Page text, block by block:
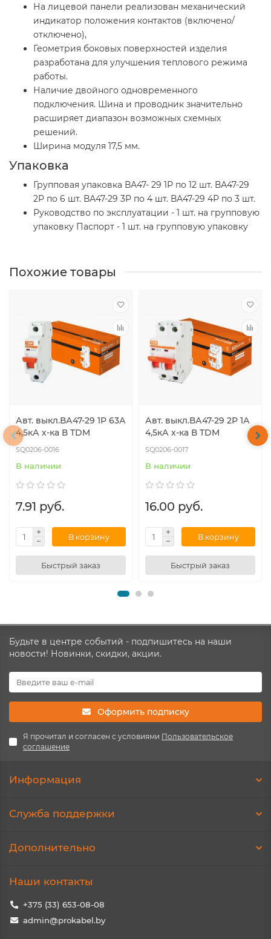
На лицевой панели реализован механический
индикатор положения контактов (включено/
отключено),
Геометрия боковых поверхностей изделия
разработана для улучшения теплового режима
работы.
Наличие двойного одновременного
подключения. Шина и проводник значительно
расширяет диапазон возможных схемных
решений.
Ширина модуля 17,5 мм.
Упаковка
Групповая упаковка ВА47- 29 1Р по 12 шт. ВА47-29
2Р по 6 шт. ВА47-29 3Р по 4 шт. ВА47-29 4Р по 3 шт.
Руководство по эксплуатации - 1 шт. на групповую
упаковку Паспорт - 1 шт. на групповую упаковку
Похожие товары
Авт. выкл.ВА47-29 1Р 63А
4,5кА х-ка В TDM
SQ0206-0016
В наличии
7.91 руб.
В корзину
Быстрый заказ
Авт. выкл.ВА47-29 2Р 1А
4,5кА х-ка В TDM
SQ0206-0017
В наличии
16.00 руб.
В корзину
Быстрый заказ
Будьте в центре событий - подпишитесь на наши
новости! Новинки, скидки, акции.
Оформить подписку
Я прочитал и согласен с условиями Пользовательское
соглашение
Информация
Служба поддержки
Дополнительно
Наши контакты
+375 (33) 653-08-08
admin@prokabel.by